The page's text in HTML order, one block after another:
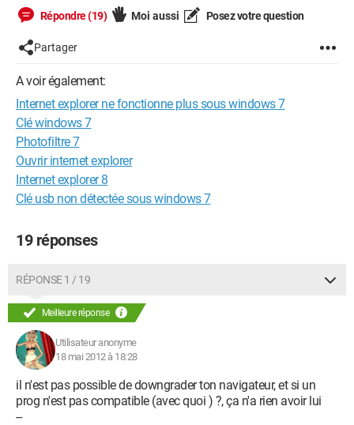
Répondre (19) Moi aussi Posez votre question
Partager
A voir également:
Internet explorer ne fonctionne plus sous windows 7
Clé windows 7
Photofiltre 7
Ouvrir internet explorer
Internet explorer 8
Clé usb non détectée sous windows 7
19 réponses
RÉPONSE 1 / 19
Meilleure réponse
Utilisateur anonyme
18 mai 2012 à 18:28
il n'est pas possible de downgrader ton navigateur, et si un
prog n'est pas compatible (avec quoi ) ?, ça n'a rien avoir lui
--